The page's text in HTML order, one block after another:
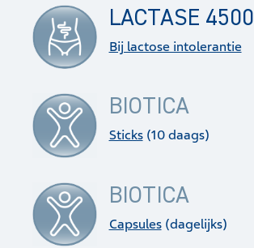
LACTASE 4500
Bij lactose intolerantie
BIOTICA
Sticks(10 daags)
BIOTICA
Capsules(dagelijks)